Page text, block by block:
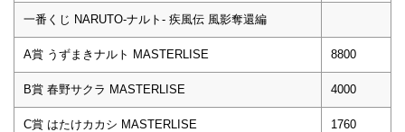
一番くじ NARUTO-ナルト- 疾風伝 風影奪還編
A賞 うずまきナルト MASTERLISE 8800
B賞 春野サクラ MASTERLISE 4000
C賞 はたけカカシ MASTERLISE 1760